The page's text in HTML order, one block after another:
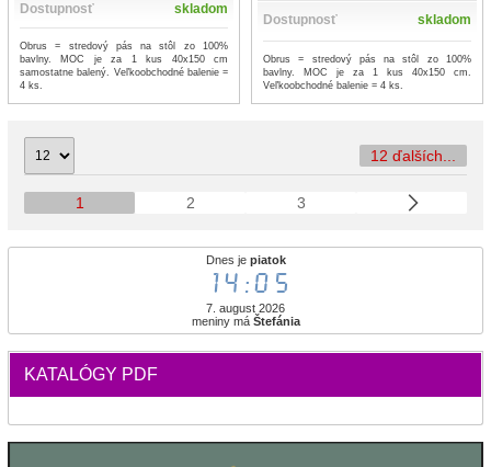
Dnes je piatok
14:05
7. august 2026
meniny má Štefánia
KATALÓGY PDF
Dostupnosť skladom
Obrus = stredový pás na stôl zo 100%
bavlny. MOC je za 1 kus 40x150 cm
samostatne balený. Veľkoobchodné balenie =
4 ks.
Dostupnosť skladom
Obrus = stredový pás na stôl zo 100%
bavlny. MOC je za 1 kus 40x150 cm.
Veľkoobchodné balenie = 4 ks.
12 ďalších...
1 2 3